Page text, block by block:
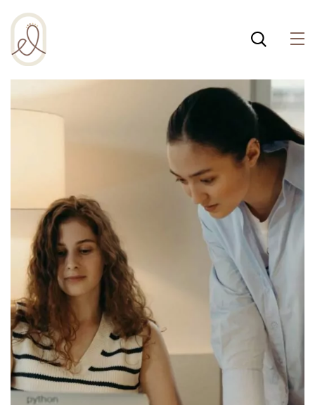
¡Incluso esta página de
salud integral usa
cookies para ayudar a
que la web funcione
bien! Al usar esta web,
aceptas la
Política de cookies